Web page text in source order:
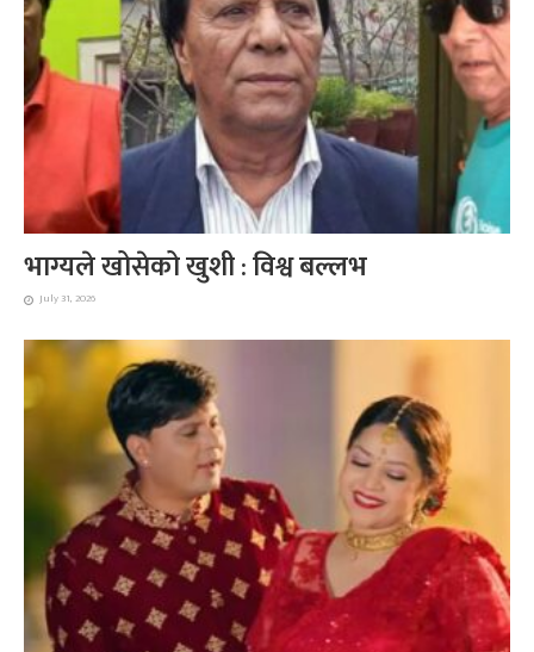
भाग्यले खोसेको खुशी : विश्व बल्लभ
July 31, 2026